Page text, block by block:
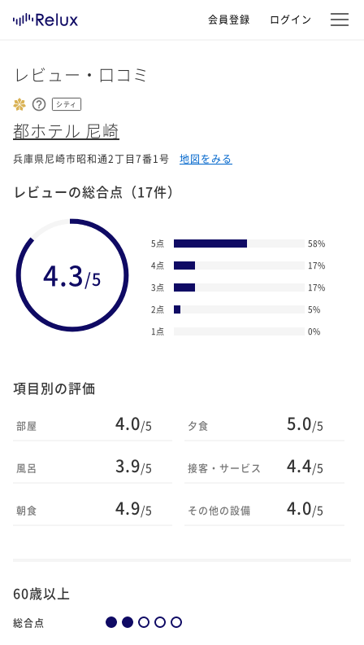
会員登録 ログイン
レビュー・口コミ
シティ
都ホテル 尼崎
兵庫県尼崎市昭和通2丁目7番1号 地図をみる
レビューの総合点 （17件）
4.3/5
5点 58%
4点
17%
3点
17%
2点
5%
1点
0%
項目別の評価
部屋 4.0/5
風呂 3.9/5
朝食 4.9/5
夕食 5.0/5
接客・サービス 4.4/5
その他の設備 4.0/5
60歳以上
総合点